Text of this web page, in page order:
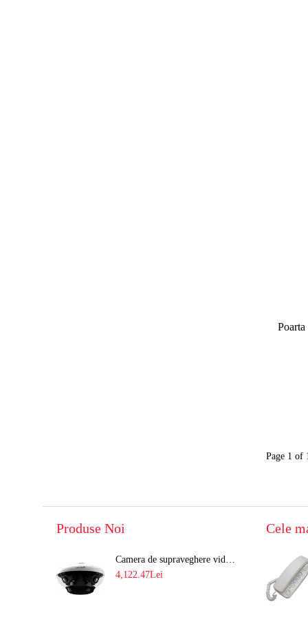
Page 1 of
Produse Noi
Camera de supraveghere video 8MP panoramica de exterior(4x2MP Stitched) Navaio NGC-7482PR
4,122.47Lei
Cele